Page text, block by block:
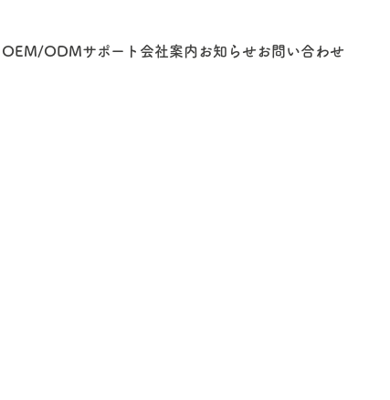
OEM/ODMサポート 会社案内 お知らせお問い合わせ